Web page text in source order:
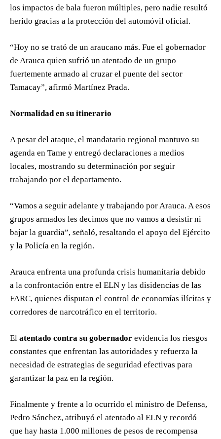
los impactos de bala fueron múltiples, pero nadie resultó
herido gracias a la protección del automóvil oficial.
“Hoy no se trató de un araucano más. Fue el gobernador
de Arauca quien sufrió un atentado de un grupo
fuertemente armado al cruzar el puente del sector
Tamacay”, afirmó Martínez Prada.
Normalidad en su itinerario
A pesar del ataque, el mandatario regional mantuvo su
agenda en Tame y entregó declaraciones a medios
locales, mostrando su determinación por seguir
trabajando por el departamento.
“Vamos a seguir adelante y trabajando por Arauca. A esos
grupos armados les decimos que no vamos a desistir ni
bajar la guardia”, señaló, resaltando el apoyo del Ejército
y la Policía en la región.
Arauca enfrenta una profunda crisis humanitaria debido
a la confrontación entre el ELN y las disidencias de las
FARC, quienes disputan el control de economías ilícitas y
corredores de narcotráfico en el territorio.
El atentado contra su gobernador evidencia los riesgos
constantes que enfrentan las autoridades y refuerza la
necesidad de estrategias de seguridad efectivas para
garantizar la paz en la región.
Finalmente y frente a lo ocurrido el ministro de Defensa,
Pedro Sánchez, atribuyó el atentado al ELN y recordó
que hay hasta 1.000 millones de pesos de recompensa